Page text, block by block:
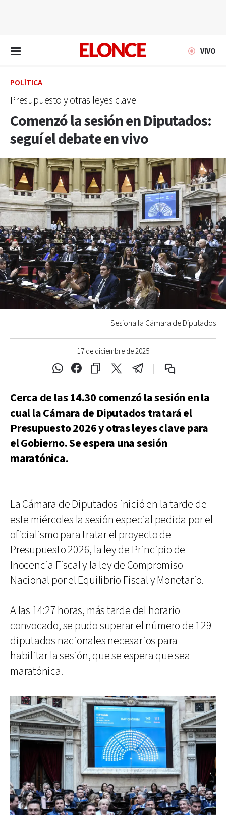
VIVO
POLÍTICA
Presupuesto y otras leyes clave
Comenzó la sesión en Diputados:
seguí el debate en vivo
17 de diciembre de 2025
Sesiona la Cámara de Diputados
Cerca de las 14.30 comenzó la sesión en la
cual la Cámara de Diputados tratará el
Presupuesto 2026 y otras leyes clave para
el Gobierno. Se espera una sesión
maratónica.
La Cámara de Diputados inició en la tarde de
este miércoles la sesión especial pedida por el
oficialismo para tratar el proyecto de
Presupuesto 2026, la ley de Principio de
Inocencia Fiscal y la ley de Compromiso
Nacional por el Equilibrio Fiscal y Monetario.
A las 14:27 horas, más tarde del horario
convocado, se pudo superar el número de 129
diputados nacionales necesarios para
habilitar la sesión, que se espera que sea
maratónica.